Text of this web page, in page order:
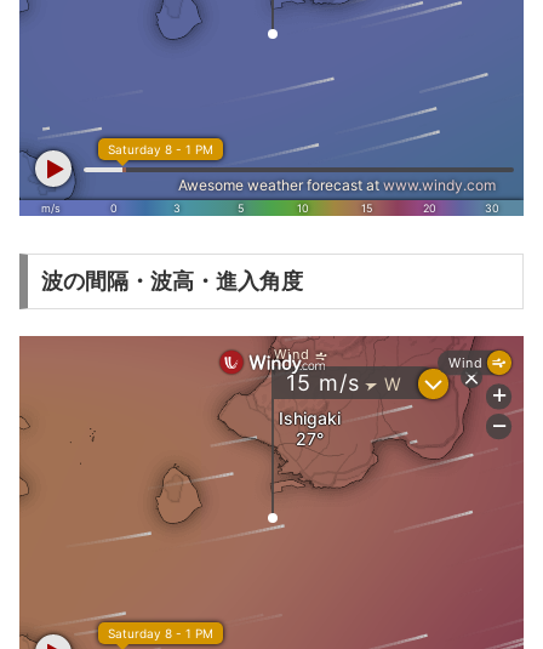
波の間隔・波高・進入角度